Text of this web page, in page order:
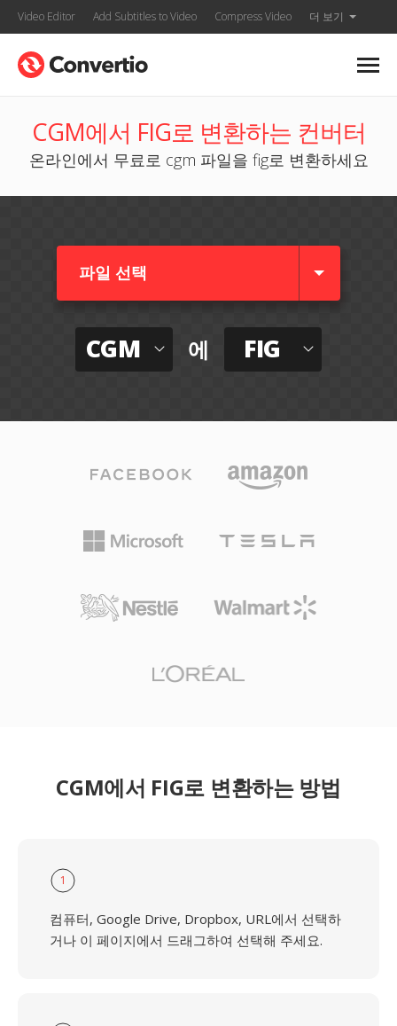
Video Editor Add Subtitles to Video Compress Video 더 보기
CGM에서 FIG로 변환하는 컨버터
온라인에서 무료로 cgm 파일을 fig로 변환하세요
파일 선택
CGM 에 FIG
CGM에서 FIG로 변환하는 방법
1
컴퓨터, Google Drive, Dropbox, URL에서 선택하
거나 이 페이지에서 드래그하여 선택해 주세요.